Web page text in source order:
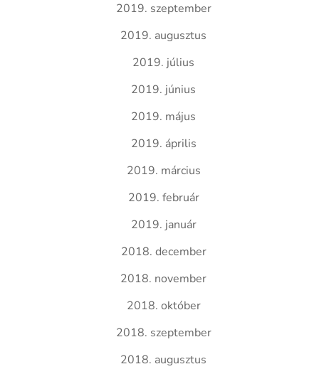
2019. szeptember
2019. augusztus
2019. július
2019. június
2019. május
2019. április
2019. március
2019. február
2019. január
2018. december
2018. november
2018. október
2018. szeptember
2018. augusztus